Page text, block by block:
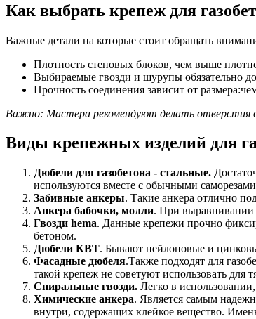
Как выбрать крепеж для
Важные детали на которые стоит обращать
Плотность стеновых блоков, чем выше
Выбираемые гвозди и шурупы обязательно
Прочность соединения зависит от
Важно: Мастера рекомендуют делать отверстия
Виды крепежных изделий для
Дюбели для газобетона - стальные.
используются вместе с обычными
Забивные анкеры. Такие анкера отлично
Анкера бабочки, молли. При выравнивании
Гвозди hema. Данные крепежи прочно
бетоном.
Дюбели КВТ. Бывают нейлоновые и
Фасадные дюбеля.Также подходят для
такой крепеж не советуют использовать для
Спиральные гвозди. Легко в
Химические анкера. Является самым
внутри, содержащих клейкое вещество.